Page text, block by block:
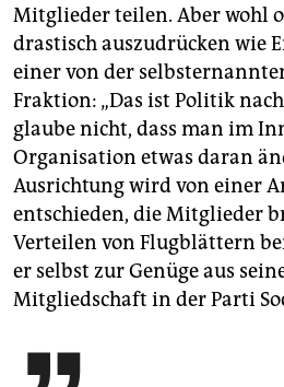
Mitglieder teilen. Aber wohl
drastisch auszudrücken wie
einer von der
Fraktion: „Das ist Politik
glaube nicht, dass man im
Organisation etwas daran
Ausrichtung wird von einer
entschieden, die Mitglieder
Verteilen von Flugblättern
er selbst zur Genüge aus
Mitgliedschaft in der Parti